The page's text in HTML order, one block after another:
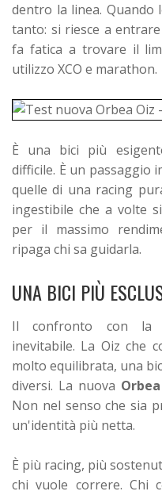
dentro la linea. Quando
tanto: si riesce a
fa fatica a trovare il
utilizzo XCO e marathon.
È una bici più
difficile. È un passaggio
quelle di una racing
ingestibile che a volte
per il massimo
ripaga chi sa guidarla.
UNA BICI PIÙ
Il confronto con la
inevitabile. La Oiz che
molto equilibrata, una
diversi. La nuova
Non nel senso che sia
un'identità più netta.
È più racing, più
chi vuole correre. Chi